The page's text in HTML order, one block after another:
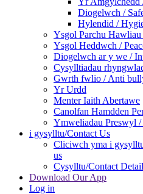
Diogelwch /
Hylendid /
Ysgol Parchu Hawliau
Ysgol Heddwch /
Diogelwch ar y we /
Cysylltiadau
Gwrth fwlio / Anti
Yr Urdd
Menter Iaith Abertawe
Canolfan Hamdden
Ymweliadau Preswyl
i gysylltu/Contact Us
Cliciwch yma i
us
Cysylltu/Contact
Download Our App
Log in